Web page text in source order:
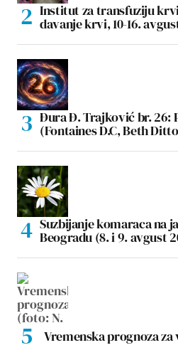
Institut za transfuziju
davanje krvi, 10-16.
Đura Đ. Trajković br. 26:
(Fontaines D.C, Beth
Suzbijanje komaraca na
Beogradu (8. i 9. avgust
Vremenska prognoza